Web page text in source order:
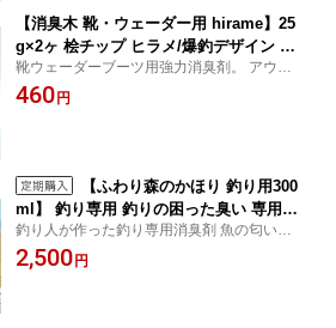
【消臭木 靴・ウェーダー用 hirame】25
g×2ヶ 桧チップ ヒラメ/爆釣デザイン ウ
ェーダー専用消臭剤 アウトドア仕様 ブ
ーツ 長靴 ウェーダー 靴 釣り サーフ 砂
靴ウェーダーブーツ用強力消臭剤。 アウト
ドア専用 キャンプや釣りなど、ブーツ、長
靴、ウェーダーなどの消臭に 袋カラーはベ
460 円
【ふわり森のかほり 釣り用300
ml】 釣り専用 釣りの困った臭い 専用消
臭スプレー デオドラント 植物性の天然
消臭剤 脱臭剤 グリル シンク 魚臭 生ご
釣り人が作った釣り専用消臭剤 魚の匂いを
強力消臭、脱臭、消臭剤、芳香剤 除菌 天然
成分、植物性、ひのきの抽出液を使用した
2,500 円